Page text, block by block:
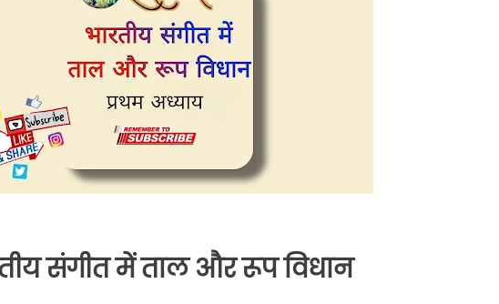
संगीत में ताल और रूप विधान